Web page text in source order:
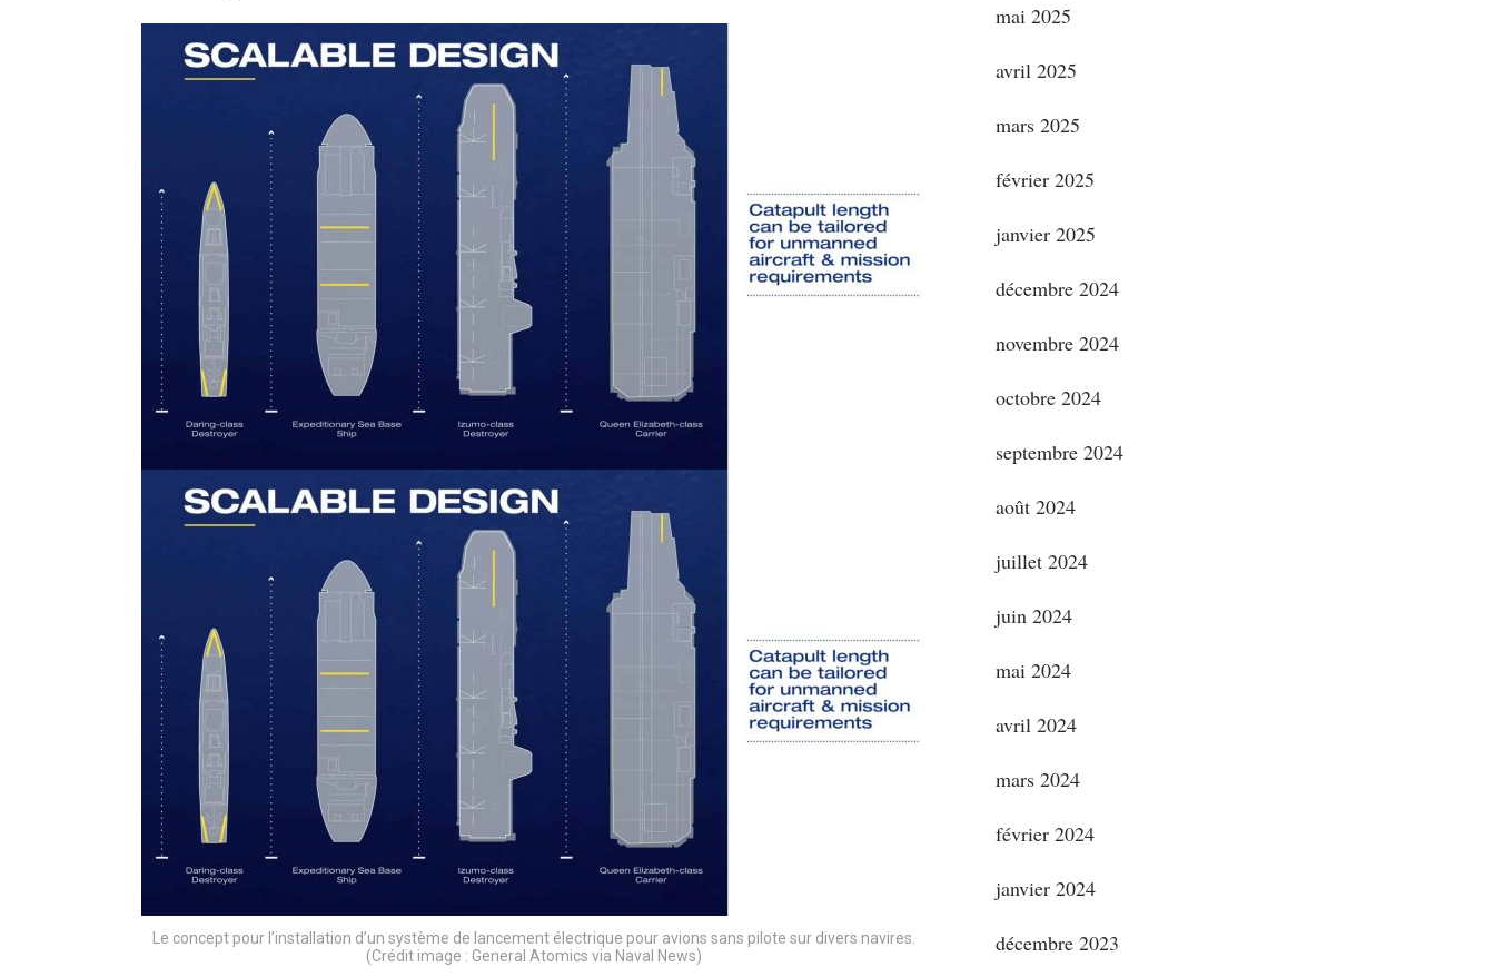
Le concept pour l’installation d’un système de lancement électrique pour avions sans pilote sur divers navires.
(Crédit image : General Atomics via Naval News)
mai 2025
avril 2025
mars 2025
février 2025
janvier 2025
décembre 2024
novembre 2024
octobre 2024
septembre 2024
août 2024
juillet 2024
juin 2024
mai 2024
avril 2024
mars 2024
février 2024
janvier 2024
décembre 2023